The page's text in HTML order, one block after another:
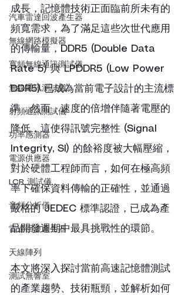
汽車雷達回波產生器
無線網路模擬器
寬頻無線通訊測試儀
無線通訊測試儀
射頻通訊測試儀
功率感測器
電源供應器
LCR 測試儀
音頻分析儀
雷達回波產生器
天線陣列
測試無響室
成長，記憶體技術正面臨前所未有的
頻寬需求，為了滿足這些次世代應用
的傳輸量，DDR5 (Double Data
Rate 5) 與 LPDDR5 (Low Power
DDR5) 已成為當前電子設計的主流標
準，然而，速度的倍增伴隨著電壓的
降低，這使得訊號完整性 (Signal
Integrity, SI) 的餘裕度被大幅壓縮，
對於硬體工程師而言，如何在極高頻
率下確保資料傳輸的正確性，並通過
嚴格的 JEDEC 標準認證，已成為產
品開發週期中最具挑戰性的環節。
本文將深入探討當前高速記憶體測試
的產業趨勢、技術瓶頸，並解析如何